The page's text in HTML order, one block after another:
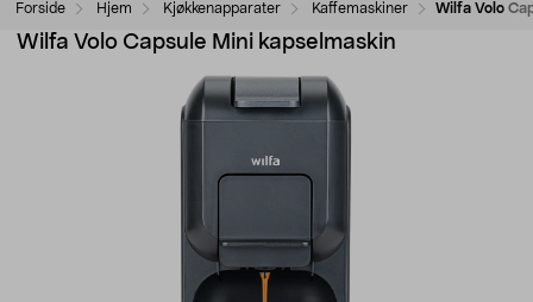
Forside Hjem Kjøkkenapparater Kaffemaskiner Wilfa Volo
Wilfa Volo Capsule Mini kapselmaskin